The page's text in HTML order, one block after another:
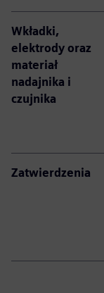
Wkładki,
elektrody oraz
materiał
nadajnika i
czujnika
Zatwierdzenia